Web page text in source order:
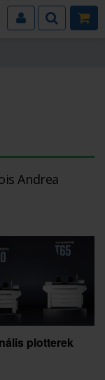
Andrea
plotterek